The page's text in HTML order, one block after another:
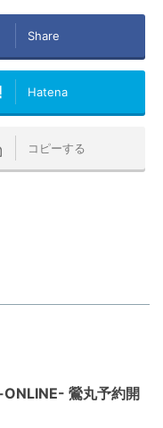
Share
Hatena
コピーする
鶯丸予約開